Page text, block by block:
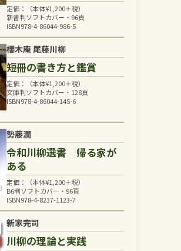
定価：（本体¥1,200＋税）
新書判ソフトカバー・96頁
ISBN978-4-86044-986-5
櫻木庵 尾藤川柳
短冊の書き方と鑑賞
定価：（本体¥1,200＋税）
文庫判ソフトカバー・128頁
ISBN978-4-86044-145-6
勢藤潤
令和川柳選書 帰る家が
ある
定価：（本体¥1,200＋税）
B6判ソフトカバー・96頁
ISBN978-4-8237-1123-7
新家完司
川柳の理論と実践